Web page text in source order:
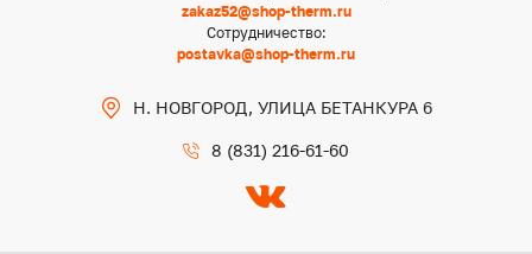
zakaz52@shop-therm.ru
Сотрудничество:
postavka@shop-therm.ru
Н. НОВГОРОД, УЛИЦА БЕТАНКУРА 6
8 (831) 216-61-60